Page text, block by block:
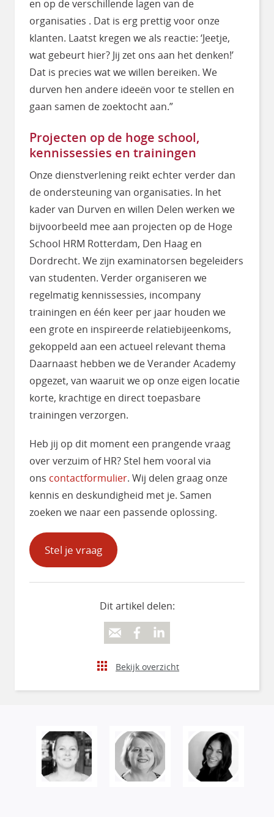
en op de verschillende lagen van de
organisaties . Dat is erg prettig voor onze
klanten. Laatst kregen we als reactie: ‘Jeetje,
wat gebeurt hier? Jij zet ons aan het denken!’
Dat is precies wat we willen bereiken. We
durven hen andere ideeën voor te stellen en
gaan samen de zoektocht aan.”
Projecten op de hoge school,
kennissessies en trainingen
Onze dienstverlening reikt echter verder dan
de ondersteuning van organisaties. In het
kader van Durven en willen Delen werken we
bijvoorbeeld mee aan projecten op de Hoge
School HRM Rotterdam, Den Haag en
Dordrecht. We zijn examinatorsen begeleiders
van studenten. Verder organiseren we
regelmatig kennissessies, incompany
trainingen en één keer per jaar houden we
een grote en inspireerde relatiebijeenkoms,
gekoppeld aan een actueel relevant thema
Daarnaast hebben we de Verander Academy
opgezet, van waaruit we op onze eigen locatie
korte, krachtige en direct toepasbare
trainingen verzorgen.
Heb jij op dit moment een prangende vraag
over verzuim of HR? Stel hem vooral via
ons contactformulier. Wij delen graag onze
kennis en deskundigheid met je. Samen
zoeken we naar een passende oplossing.
Stel je vraag
Dit artikel delen:
Bekijk overzicht